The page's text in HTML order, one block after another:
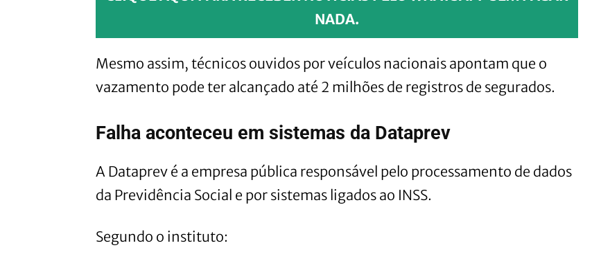
NADA.
Mesmo assim, técnicos ouvidos por veículos nacionais apontam que o
vazamento pode ter alcançado até 2 milhões de registros de segurados.
Falha aconteceu em sistemas da Dataprev
A Dataprev é a empresa pública responsável pelo processamento de dados
da Previdência Social e por sistemas ligados ao INSS.
Segundo o instituto: